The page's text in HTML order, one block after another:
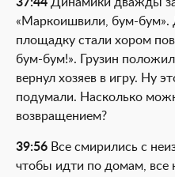
«Маркоишвили, бум-
площадку стали хором
бум-бум!». Грузин
вернул хозяев в игру. Ну
подумали. Насколько
возвращением?
39:56 Все смирились с
чтобы идти по домам, все